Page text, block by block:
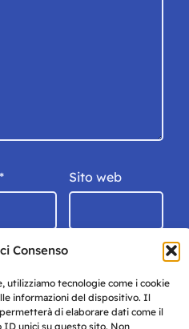
Consenso
utilizziamo tecnologie come i cookie
informazioni del dispositivo. Il
di elaborare dati come il
unici su questo sito. Non
* Sito web